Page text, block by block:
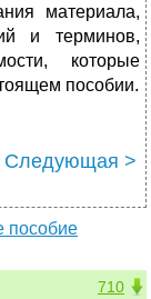
материала,
и терминов,
которые
пособии.
Следующая >
пособие
710